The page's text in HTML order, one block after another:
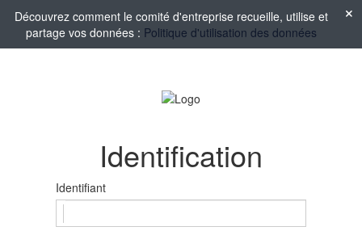
Découvrez comment le comité d'entreprise recueille, utilise et
partage vos données : Politique d'utilisation des données
Identification
Identifiant